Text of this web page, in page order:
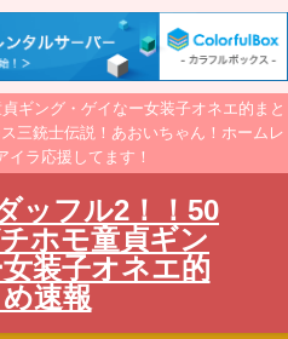
ギング・ゲイなー女装子オネエ的まと
三銃士伝説！あおいちゃん！ホームレ
イラ応援してます！
ッフル2！！50
ホモ童貞ギン
装子オネエ的
速報